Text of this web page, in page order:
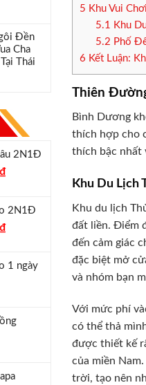
Đền
Cha
Thái
2N1Đ
₫Giá
là:2N1Đ
₫Giá
là:
1 ngày
5 Khu Vui
5.1 Khu
5.2 Phố
6 Kết Luận:
Thiên
Bình Dương
thích hợp cho
thích bậc nhất
Khu Du Lịch
Khu du lịch
đất liền. Điểm
đến cảm giác
đặc biệt mở
và nhóm bạn
Với mức phí
có thể thả
được thiết kế
của miền
trời, tạo nên